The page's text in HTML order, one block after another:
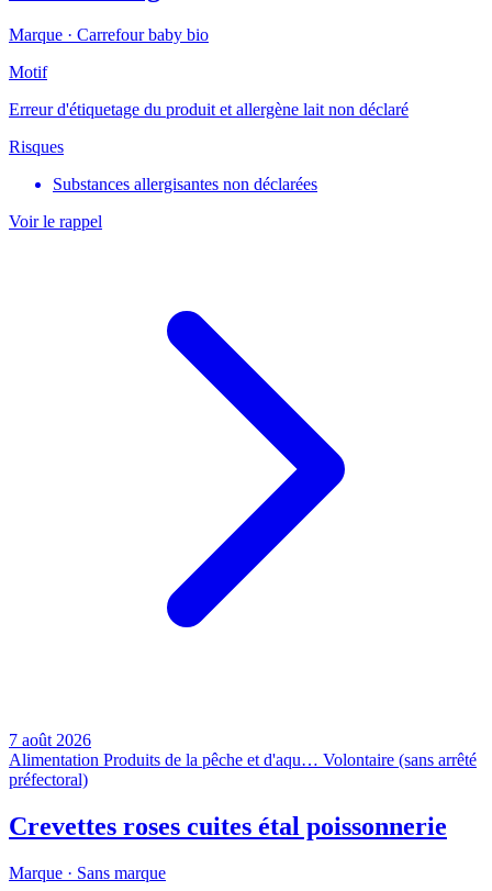
Marque · Carrefour baby bio
Motif
Erreur d'étiquetage du produit et allergène lait non déclaré
Risques
Substances allergisantes non déclarées
Voir le rappel
7 août 2026
Alimentation Produits de la pêche et d'aqu… Volontaire (sans arrêté
préfectoral)
Crevettes roses cuites étal poissonnerie
Marque · Sans marque